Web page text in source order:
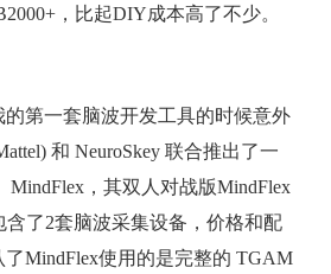
，比起DIY成本高了不少。
第一套脑波开发工具的时候意外
和 NeuroSkey 联合推出了一
MindFlex，其双人对战版MindFlex
含了2套脑波采集设备，价格和配
MindFlex使用的是完整的 TGAM